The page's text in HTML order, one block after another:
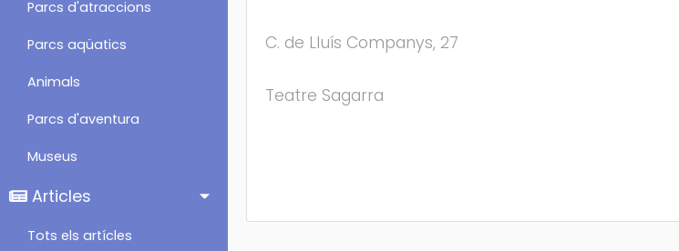
Parcs d'atraccions
Parcs aqüatics
Animals
Parcs d'aventura
Museus
Articles
Tots els artícles
C. de Lluís Companys, 27
Teatre Sagarra